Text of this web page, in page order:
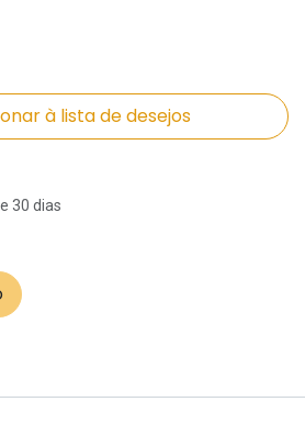
à lista de desejos
30 dias